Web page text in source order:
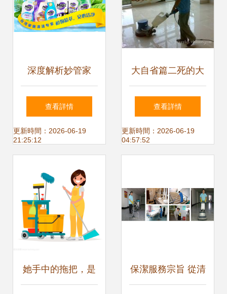
深度解析妙管家
MagicAmah清潔產
品 革新地面清洗體
查看詳情
更新時間：2026-06-19
21:25:12
大自省篇二死的大
體
查看詳情
更新時間：2026-06-19
04:57:52
她手中的拖把，是 保潔服務宗旨 從清